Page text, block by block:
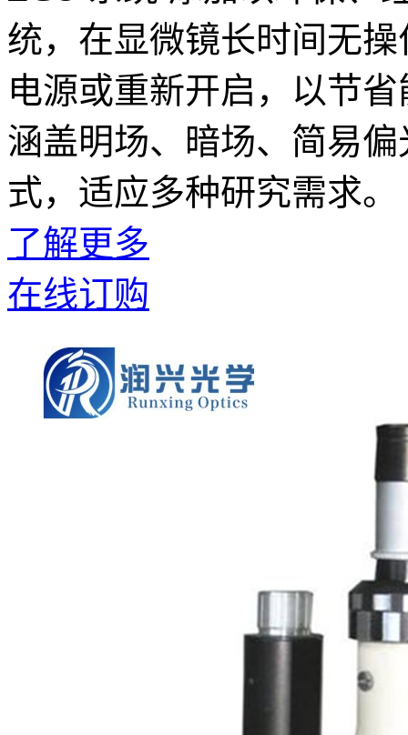
统，在显微镜长时间无
电源或重新开启，以节
涵盖明场、暗场、简易
式，适应多种研究需求。
了解更多
在线订购